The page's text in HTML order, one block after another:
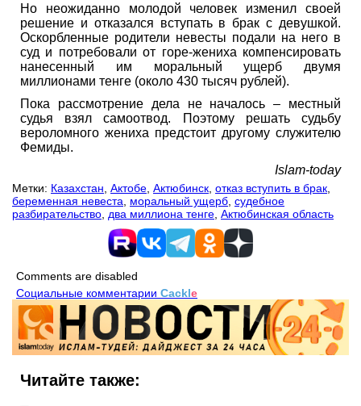
Но неожиданно молодой человек изменил своей
решение и отказался вступать в брак с девушкой.
Оскорбленные родители невесты подали на него в
суд и потребовали от горе-жениха компенсировать
нанесенный им моральный ущерб двумя
миллионами тенге (около 430 тысяч рублей).
Пока рассмотрение дела не началось – местный
судья взял самоотвод. Поэтому решать судьбу
вероломного жениха предстоит другому служителю
Фемиды.
Islam-today
Метки: Казахстан Актобе Актюбинск отказ вступить в брак
беременная невеста
моральный ущерб судебное
разбирательство два миллиона тенге Актюбинская область
Comments are disabled
Социальные комментарии Cackle
Читайте также: